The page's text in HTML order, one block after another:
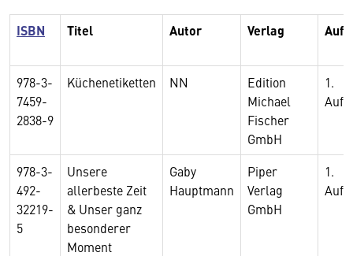
ISBN Titel Autor Verlag
978-3-
7459-
2838-9
Küchenetiketten NN
Edition
Michael
Fischer
GmbH
1.
978-3-
492-
32219-
5
Unsere
allerbeste Zeit
& Unser ganz
besonderer
Moment
Gaby
Hauptmann
Piper
Verlag
GmbH
1.